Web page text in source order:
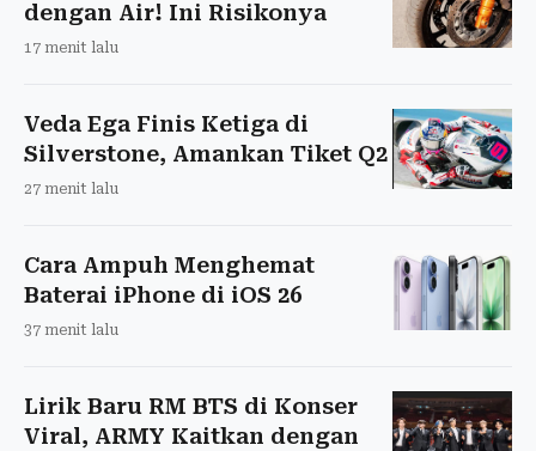
dengan Air! Ini Risikonya
17 menit lalu
Veda Ega Finis Ketiga di
Silverstone, Amankan Tiket Q2
27 menit lalu
Cara Ampuh Menghemat
Baterai iPhone di iOS 26
37 menit lalu
Lirik Baru RM BTS di Konser
Viral, ARMY Kaitkan dengan